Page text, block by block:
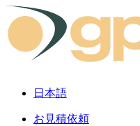
Skip to content
日本語
お見積依頼